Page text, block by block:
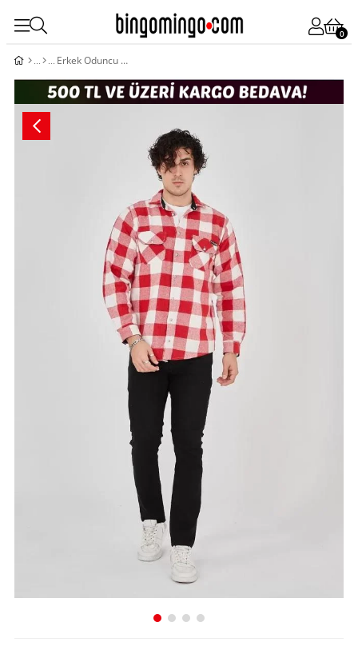
0
Erkek Oduncu Gömlek - Pembe